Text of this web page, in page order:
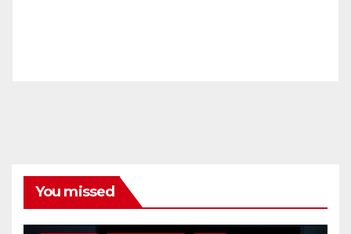
You missed